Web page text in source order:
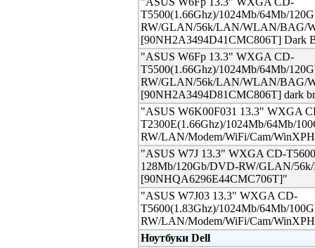
T5500(1.66Ghz)/1024Mb/64Mb/
RW/GLAN/56k/LAN/WLAN/BAG/
[90NH2A3494D41CMC806T] Dark
"ASUS W6Fp 13.3" WXGA CD-
T5500(1.66Ghz)/1024Mb/64Mb/
RW/GLAN/56k/LAN/WLAN/BAG/
[90NH2A3494D81CMC806T] dark
"ASUS W6K00F031 13.3" WXGA
T2300E(1.66Ghz)/1024Mb/64Mb/
RW/LAN/Modem/WiFi/Cam/
"ASUS W7J 13.3" WXGA CD-
128Mb/120Gb/DVD-RW/GLAN/
[90NHQA6296E44CMC706T]"
"ASUS W7J03 13.3" WXGA CD-
T5600(1.83Ghz)/1024Mb/64Mb/
RW/LAN/Modem/WiFi/Cam/
Ноутбуки Dell